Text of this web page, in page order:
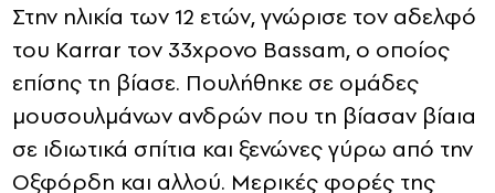
Στην ηλικία των 12 ετών, γνώρισε τον αδελφό
του Karrar τον 33χρονο Bassam, ο οποίος
επίσης τη βίασε. Πουλήθηκε σε ομάδες
μουσουλμάνων ανδρών που τη βίασαν βίαια
σε ιδιωτικά σπίτια και ξενώνες γύρω από την
Οξφόρδη και αλλού. Μερικές φορές της